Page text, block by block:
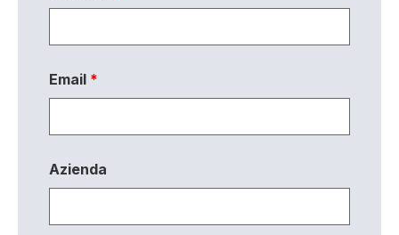
Email *
Azienda